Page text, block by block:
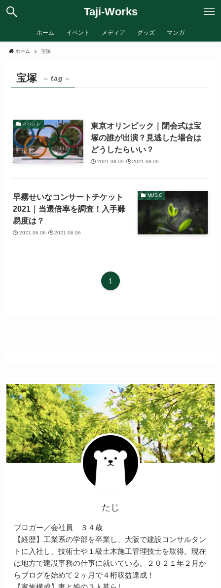
Taji-Works
ホーム イベント メディア グッズ マンガ
ホーム 宝塚
宝塚 – tag –
イベント
東京オリンピック｜閉会式は宝
塚の誰が出演？見逃した場合は
どうしたらいい？
2021.08.09 2021.08.09
MUSIC
早霧せいなコンサートチケット
2021｜当選倍率を調査！入手難
易度は？
2021.06.06 2021.06.06
1
たじ
ブロガー／会社員 ３４歳
【経歴】工業系の学部を卒業し、大阪で建設コンサルタン
トに入社し、技術士や１級土木施工管理技士を取得。現在
は地方で建設事務の仕事に就いている。２０２１年２月か
らブログを始めて２ヶ月で４桁収益達成！